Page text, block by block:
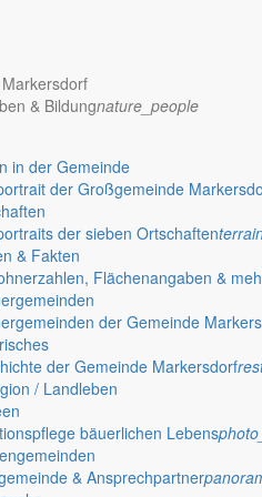
markersdorf.de
& Bildungnature_people
in der Gemeinde
der Großgemeinde
der sieben Ortschaften
& Fakten
Flächenangaben &
der Gemeinde
der Gemeinde Markersdorf
/ Landleben
bäuerlichen Lebens
& Ansprechpartner